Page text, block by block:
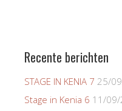
Recente berichten
STAGE IN KENIA 7 25/
Stage in Kenia 6 11/